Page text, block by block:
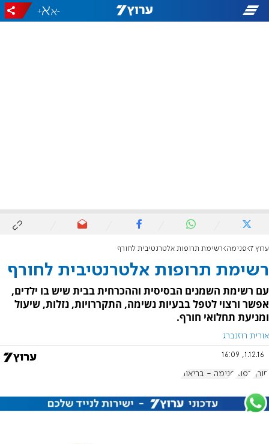
-
+
ערוץ 7 פנימה רשימת תרופות אלטרנטיבית לחורף
רשימת תרופות אלטרנטיבית לחורף
עם רשימת השמנים הבסיסית וההכרחית בבית שיש בו ילדים,
אפשר ורצוי לטפל בבעיות נשימה, התקררויות, נזלות, שיעול
ומניעת תחלואי חורף.
אורית רוזנברג
1.12.16, 16:09
חורף רפוא פנימה - בריאות